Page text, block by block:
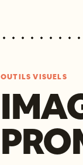
OUTILS VISUELS